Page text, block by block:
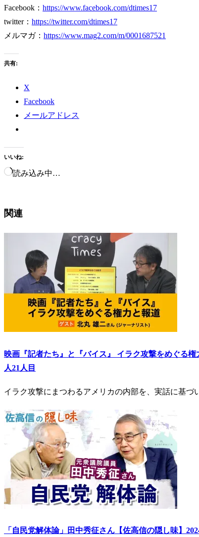
Facebook： https://www.facebook.com/dtimes17
twitter： https://twitter.com/dtimes17
メルマガ： https://www.mag2.com/m/0001687521
共有:
X
Facebook
メールアドレス
いいね:
読み込み中…
関連
映画『記者たち』と『バイス』 イラク攻撃をめぐる
人21人目
イラク攻撃にまつわるアメリカの内部を、実話に基
「自民党解体論」田中秀征さん【佐高信の隠し味】